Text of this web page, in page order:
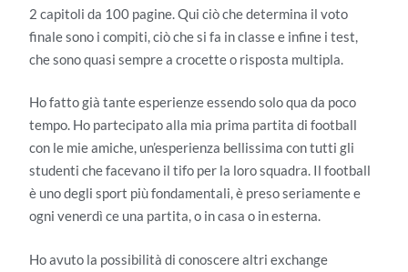
2 capitoli da 100 pagine. Qui ciò che determina il voto
finale sono i compiti, ciò che si fa in classe e infine i test,
che sono quasi sempre a crocette o risposta multipla.
Ho fatto già tante esperienze essendo solo qua da poco
tempo. Ho partecipato alla mia prima partita di football
con le mie amiche, un’esperienza bellissima con tutti gli
studenti che facevano il tifo per la loro squadra. Il football
è uno degli sport più fondamentali, è preso seriamente e
ogni venerdì ce una partita, o in casa o in esterna.
Ho avuto la possibilità di conoscere altri exchange